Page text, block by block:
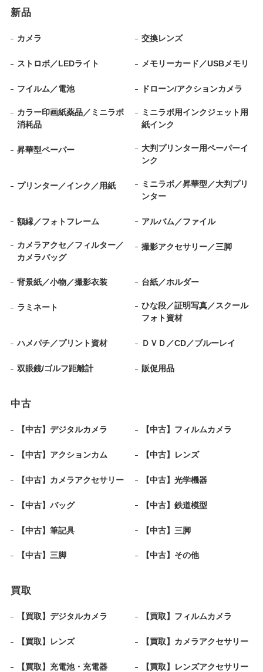
新品
カメラ 交換レンズ
ストロボ／LEDライト メモリーカード／USBメモリ
フイルム／電池 ドローン/アクションカメラ
カラー印画紙薬品／ミニラボ
消耗品
ミニラボ用インクジェット用
紙インク
昇華型ペーパー
大判プリンター用ペーパーイ
ンク
プリンター／インク／用紙
ミニラボ／昇華型／大判プリ
ンター
額縁／フォトフレーム アルバム／ファイル
カメラアクセ／フィルター／
カメラバッグ
撮影アクセサリー／三脚
背景紙／小物／撮影衣装 台紙／ホルダー
ラミネート
ひな段／証明写真／スクール
フォト資材
ハメパチ／プリント資材 ＤＶＤ／CD／ブルーレイ
双眼鏡/ゴルフ距離計 販促用品
中古
【中古】デジタルカメラ 【中古】フィルムカメラ
【中古】アクションカム 【中古】レンズ
【中古】カメラアクセサリー 【中古】光学機器
【中古】バッグ 【中古】鉄道模型
【中古】筆記具 【中古】三脚
【中古】三脚 【中古】その他
買取
【買取】デジタルカメラ 【買取】フィルムカメラ
【買取】レンズ 【買取】カメラアクセサリー
【買取】充電池・充電器 【買取】レンズアクセサリー